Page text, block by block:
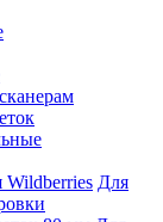
Wildberries Для